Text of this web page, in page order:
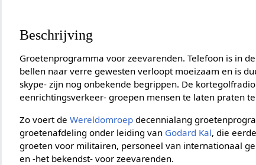
Beschrijving
Groetenprogramma voor zeevarenden. Telefoon is in
bellen naar verre gewesten verloopt moeizaam en is
skype- zijn nog onbekende begrippen. De
eenrichtingsverkeer- groepen mensen te laten praten
Zo voert deWereldomroep decennialang
groetenafdeling onder leiding van Godard Kal, die
groeten voor militairen, personeel van internationaal
en -het bekendst- voor zeevarenden.